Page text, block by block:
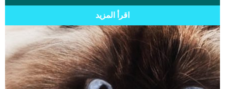
اقرأ المزيد